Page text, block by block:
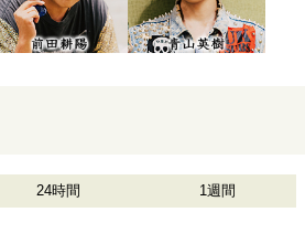
24時間 1週間